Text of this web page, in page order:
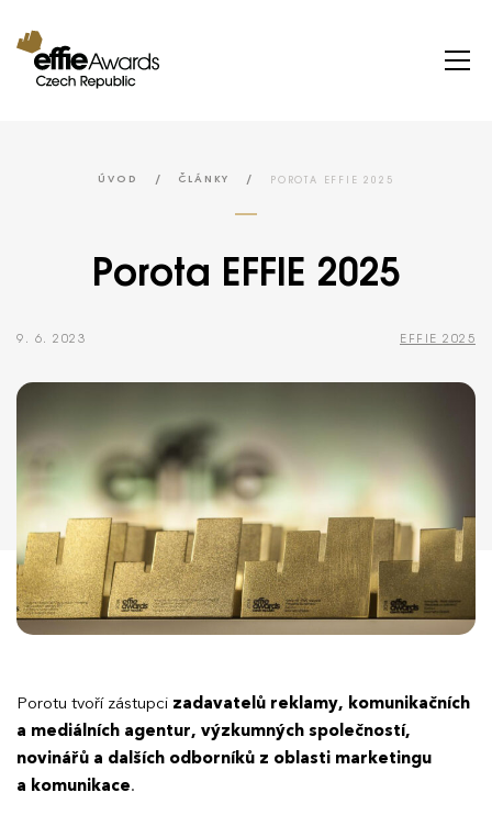
ÚVOD / ČLÁNKY / POROTA EFFIE 2025
Porota EFFIE 2025
9. 6. 2023 EFFIE 2025
Porotu tvoří zástupci zadavatelů reklamy, komunikačních
a mediálních agentur, výzkumných společností,
novinářů a dalších odborníků z oblasti marketingu
a komunikace.